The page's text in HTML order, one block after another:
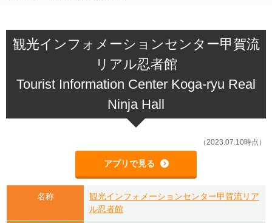
観光インフォメーションセンター甲賀流
リアル忍者館
Tourist Information Center Koga-ryu Real
Ninja Hall
（2023.07.10時点）
アプリで見る
名称
観光インフォメーションセンター甲賀流リア
ル忍者館